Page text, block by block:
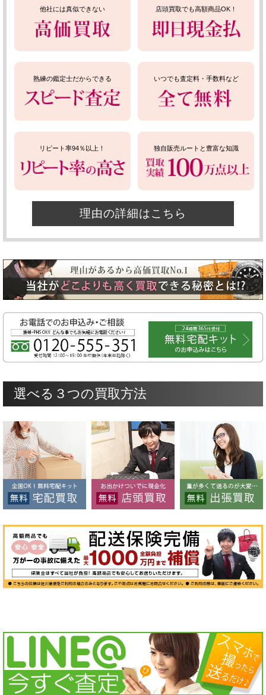
他社には真似できない 店頭買取でも高額商品OK！
熟練の鑑定士だからできる いつでも査定料・手数料など
リピート率94％以上！ 独自販売ルートと豊富な知識
理由の詳細はこちら
選べる３つの買取方法